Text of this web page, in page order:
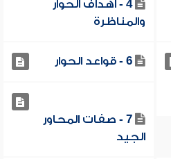
4 - أهداف الحوار
والمناظرة
6 - قواعد الحوار
7 - صفات المحاور
الجيد